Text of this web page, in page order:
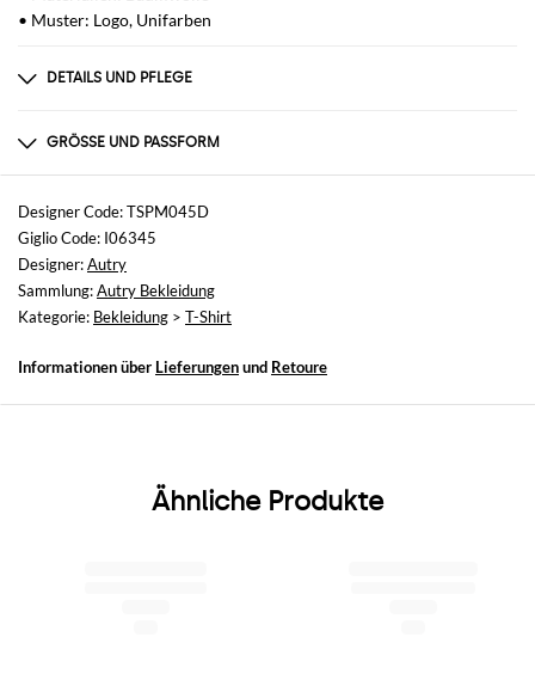
• Muster: Logo, Unifarben
DETAILS UND PFLEGE
nicht verfügbar
GRÖSSE UND PASSFORM
Größen
nicht verfügbar
Größe und Passform
Normale Passform
Designer Code: TSPM045D
Giglio Code: I06345
Designer:Autry
Sammlung:Autry Bekleidung
Kategorie: Bekleidung > T-Shirt
Informationen über Lieferungenund Retoure
Ähnliche Produkte